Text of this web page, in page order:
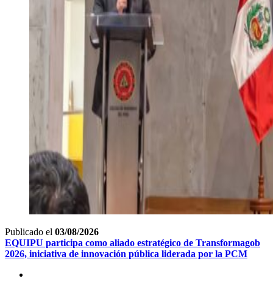
Publicado el 03/08/2026
EQUIPU participa como aliado estratégico de Transformagob
2026, iniciativa de innovación pública liderada por la PCM